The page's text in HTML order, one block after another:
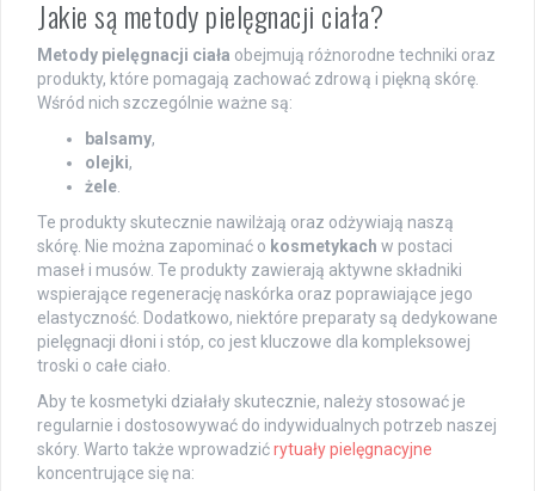
Jakie są metody pielęgnacji ciała?
Metody pielęgnacji ciała obejmują różnorodne techniki oraz
produkty, które pomagają zachować zdrową i piękną skórę.
Wśród nich szczególnie ważne są:
balsamy,
olejki,
żele
Te produkty skutecznie nawilżają oraz odżywiają naszą
skórę. Nie można zapominać o kosmetykach w postaci
maseł i musów. Te produkty zawierają aktywne składniki
wspierające regenerację naskórka oraz poprawiające jego
elastyczność. Dodatkowo, niektóre preparaty są dedykowane
pielęgnacji dłoni i stóp, co jest kluczowe dla kompleksowej
troski o całe ciało.
Aby te kosmetyki działały skutecznie, należy stosować je
regularnie i dostosowywać do indywidualnych potrzeb naszej
skóry. Warto także wprowadzićrytuały pielęgnacyjne
koncentrujące się na: